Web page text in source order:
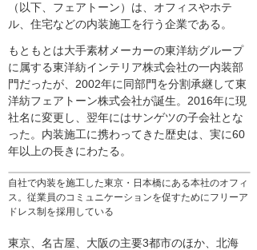
自社で内装を施工した東京・日本橋にある本社のオフィ
ス。従業員のコミュニケーションを促すためにフリーア
ドレス制を採用している
（以下、フェアトーン）は、オフィスやホテ
ル、住宅などの内装施工を行う企業である。
もともとは大手素材メーカーの東洋紡グループ
に属する東洋紡インテリア株式会社の一内装部
門だったが、2002年に同部門を分割承継して東
洋紡フェアトーン株式会社が誕生。2016年に現
社名に変更し、翌年にはサンゲツの子会社とな
った。内装施工に携わってきた歴史は、実に60
年以上の長きにわたる。
東京、名古屋、大阪の主要3都市のほか、北海